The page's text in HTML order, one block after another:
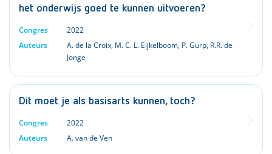
het onderwijs goed te kunnen uitvoeren?
Congres
2022
Auteurs
A. de la Croix, M. C. L. Eijkelboom, P. Gurp, R.R. de
Jonge
Dit moet je als basisarts kunnen, toch?
Congres
2022
Auteurs
A. van de Ven